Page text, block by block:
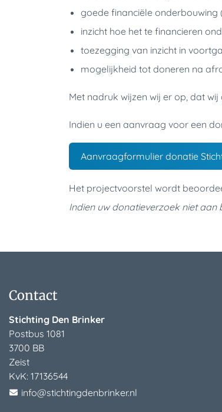
goede financiële onderbouwing
inzicht hoe het te financieren
toezegging van inzicht in
mogelijkheid tot doneren na
Met nadruk wijzen wij er op, dat
Indien u een aanvraag voor een
Aanvraagformulier donatie
Het projectvoorstel wordt
Indien uw donatieverzoek niet
Contact
Stichting Den Brinker
Postbus 1081
3700 BB
Zeist
info@stichtingdenbrinker.nl
KvK: 17136544